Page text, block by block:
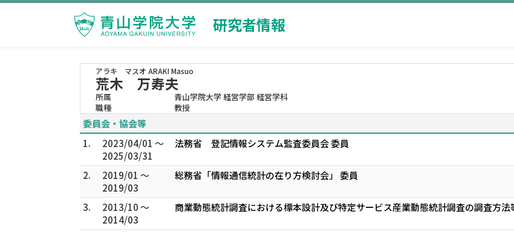
研究者情報
アラキ マスオ ARAKI Masuo
荒木 万寿夫
所属
青山学院大学 経営学部 経営学科
職種
教授
委員会・協会等
1.
2023/04/01 ～
2025/03/31
法務省 登記情報システム監査委員会 委員
2.
2019/01 ～
2019/03
総務省「情報通信統計の在り方検討会」 委員
3.
2013/10 ～
2014/03
商業動態統計調査における標本設計及び特定サービス産業動態統計調査の調査方